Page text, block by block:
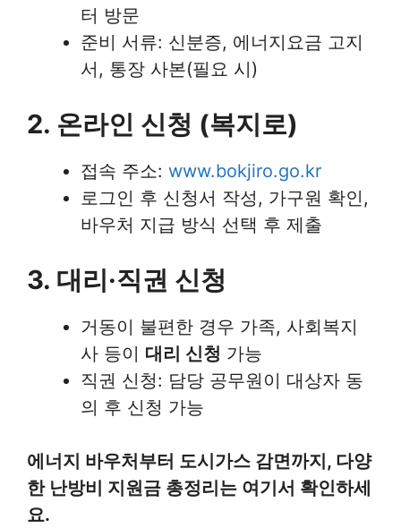
터 방문
준비 서류: 신분증, 에너지요금 고지
서, 통장 사본(필요 시)
2. 온라인 신청 (복지로)
접속 주소: www.bokjiro.go.kr
로그인 후 신청서 작성, 가구원 확인,
바우처 지급 방식 선택 후 제출
3. 대리·직권 신청
거동이 불편한 경우 가족, 사회복지
사 등이 대리 신청 가능
직권 신청: 담당 공무원이 대상자 동
의 후 신청 가능
에너지 바우처부터 도시가스 감면까지, 다양
한 난방비 지원금 총정리는 여기서 확인하세
요.